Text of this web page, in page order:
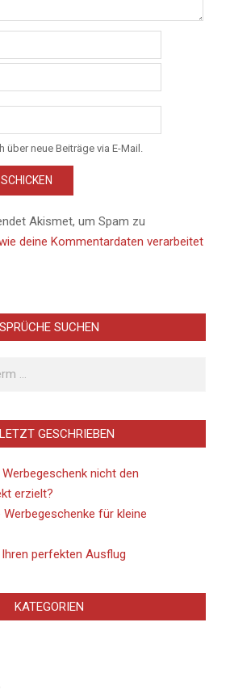
neue Beiträge via E-Mail.
Akismet, um Spam zu
deine Kommentardaten verarbeitet
SPRÜCHE SUCHEN
GESCHRIEBEN
nicht den
erzielt?
für kleine
perfekten Ausflug
KATEGORIEN